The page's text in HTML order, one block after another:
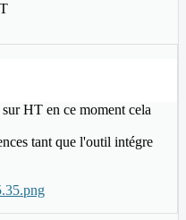
HT en ce moment cela
tant que l'outil intégre